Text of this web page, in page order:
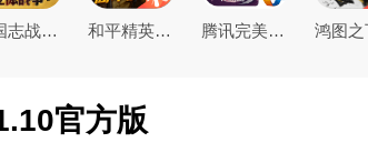
三国志战略版2026官方最新版 和平精英(原刺激战场)官方最新版 腾讯完美世界手游
官方版